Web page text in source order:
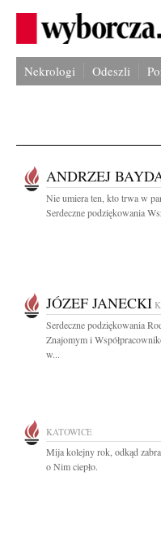
Nekrologi Odeszli
ANDRZEJ
Nie umiera ten, kto trwa w
Serdeczne podziękowania
JÓZEF JANECKI
Serdeczne podziękowania
Znajomym i
w...
KATOWICE
Mija kolejny rok, odkąd
o Nim ciepło.